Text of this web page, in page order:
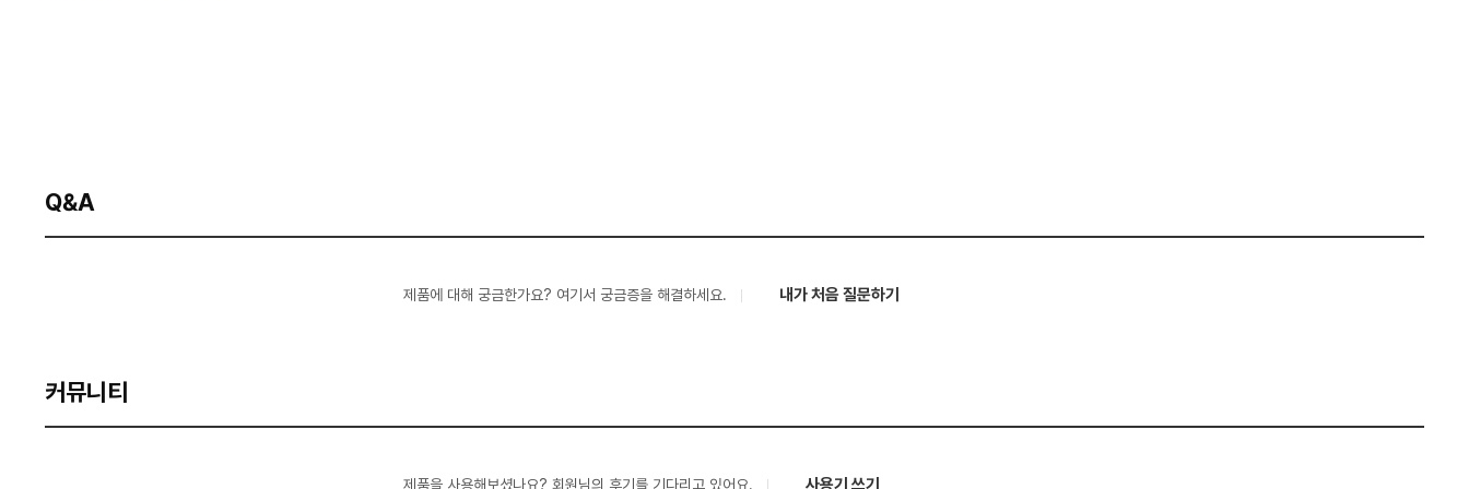
Q&A
제품에 대해 궁금한가요? 여기서 궁금증을 해결하세요. 내가 처음 질문하기
커뮤니티
제품을 사용해보셨나요? 회원님의 후기를 기다리고 있어요. 사용기 쓰기